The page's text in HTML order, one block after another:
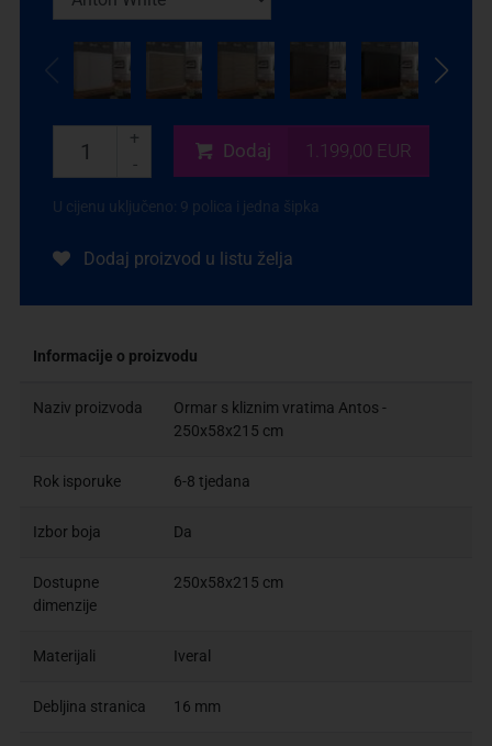
+
-
Dodaj 1.199,00 EUR
U cijenu uključeno: 9 polica i jedna šipka
Dodaj proizvod u listu želja
Informacije o proizvodu
Naziv proizvoda
Ormar s kliznim vratima Antos -
250x58x215 cm
Rok isporuke 6-8 tjedana
Izbor boja Da
Dostupne
dimenzije
250x58x215 cm
Materijali Iveral
Debljina stranica 16 mm